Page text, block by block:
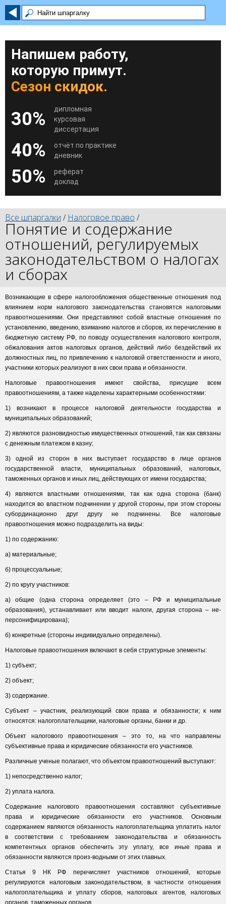
Напишем работу,
которую примут.
Сезон скидок.
30%
дипломная
курсовая
диссертация
40%
отчёт по практике
дневник
50%
реферат
доклад
Все шпаргалки / Налоговое право /
Понятие и содержание
отношений, регулируемых
законодательством о налогах
и сборах
Возникающие в сфере налогообложения общественные отношения под
влиянием норм налогового законодательства становятся налоговыми
правоотношениями. Они представляют собой властные отношения по
установлению, введению, взиманию налогов и сборов, их перечислению в
бюджетную систему РФ, по поводу осуществления налогового контроля,
обжалования актов налоговых органов, действий либо бездействий их
должностных лиц, по привлечению к налоговой ответственности и иного,
участники которых реализуют в них свои права и обязанности.
Налоговые правоотношения имеют свойства, присущие всем
правоотношениям, а также наделены характерными особенностями:
1) возникают в процессе налоговой деятельности государства и
муниципальных образований;
2) являются разновидностью имущественных отношений, так как связаны
с денежным платежом в казну;
3) одной из сторон в них выступает государство в лице органов
государственной власти, муниципальных образований, налоговых,
таможенных органов и иных лиц, действующих от имени государства;
4) являются властными отношениями, так как одна сторона (банк)
находится во властном подчинении у другой стороны, при этом стороны
субординационно друг другу не подчинены. Все налоговые
правоотношения можно подразделить на виды:
1) по содержанию:
а) материальные;
б) процессуальные;
2) по кругу участников:
а) общие (одна сторона определяет (это – РФ и муниципальные
образования), устанавливает или вводит налоги, другая сторона – не-
персонифицирована);
б) конкретные (стороны индивидуально определены).
Налоговые правоотношения включают в себя структурные элементы:
1) субъект;
2) объект;
3) содержание.
Субъект – участник, реализующий свои права и обязанности; к ним
относятся: налогоплательщики, налоговые органы, банки и др.
Объект налогового правоотношения – это то, на что направлены
субъективные права и юридические обязанности его участников.
Различные ученые полагают, что объектом правоотношений выступают:
1) непосредственно налог;
2) уплата налога.
Содержание налогового правоотношения составляют субъективные
права и юридические обязанности его участников. Основным
содержанием являются обязанность налогоплательщика уплатить налог
в соответствии с требованием законодательства и обязанность
компетентных органов обеспечить эту уплату, все иные права и
обязанности являются произ-водными от этих главных.
Статья 9 НК РФ перечисляет участников отношений, которые
регулируются налоговым законодательством, в частности отношения
налогоплательщика и уплату сборов, налоговых агентов, налоговых
органов, таможенных органов.